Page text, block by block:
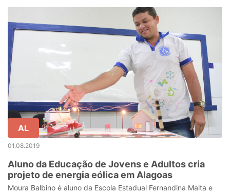
AL
01.08.2019
Aluno da Educação de Jovens e Adultos cria
projeto de energia eólica em Alagoas
Moura Balbino é aluno da Escola Estadual Fernandina Malta e